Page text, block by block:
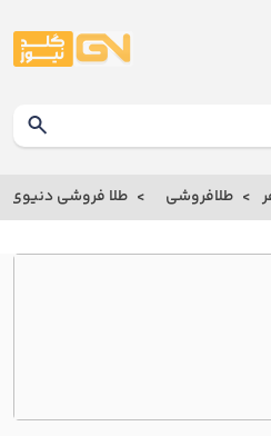
طلافروشی طلا فروشی دنيوي